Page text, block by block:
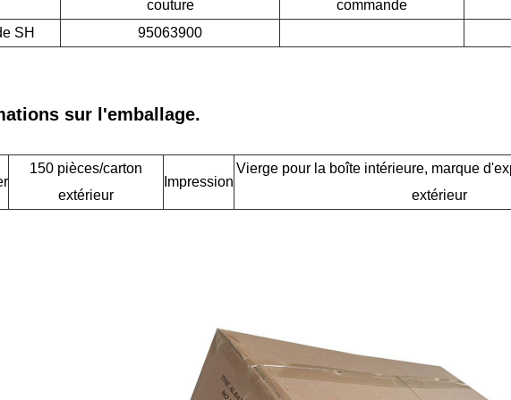
couture
commande
SH 95063900
sur l'emballage.
150 pièces/carton
extérieur
Impression
Vierge pour la boîte intérieure, marque
extérieur